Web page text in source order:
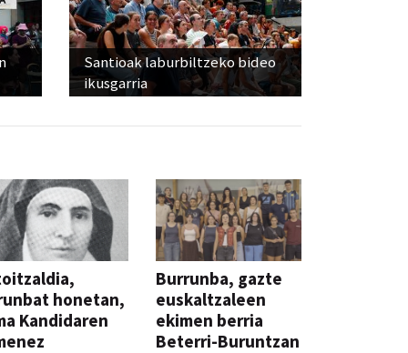
Santioak laburbiltzeko bideo
ikusgarria
honetan,
Kandidaren
Burrunba, gazte
euskaltzaleen
ekimen berria
Beterri-Buruntzan